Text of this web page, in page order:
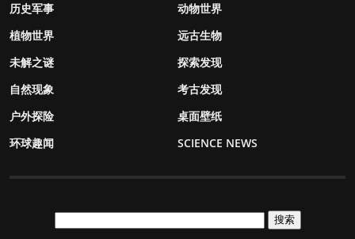
历史军事
动物世界
植物世界
远古生物
未解之谜
探索发现
自然现象
考古发现
户外探险
桌面壁纸
环球趣闻
SCIENCE NEWS